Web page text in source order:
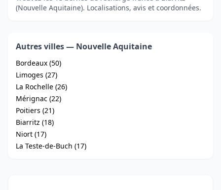
(Nouvelle Aquitaine). Localisations, avis et coordonnées.
Autres villes — Nouvelle Aquitaine
Bordeaux (50)
Limoges (27)
La Rochelle (26)
Mérignac (22)
Poitiers (21)
Biarritz (18)
Niort (17)
La Teste-de-Buch (17)